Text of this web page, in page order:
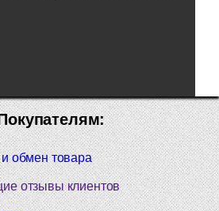
обмен товара
отзывы клиентов